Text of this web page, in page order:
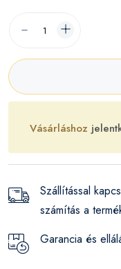
Vásárláshoz
Szállítással
számítás a
Garancia és